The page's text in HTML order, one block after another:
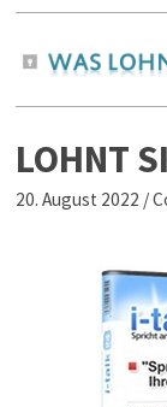
LOHNT
20. August 2022 /